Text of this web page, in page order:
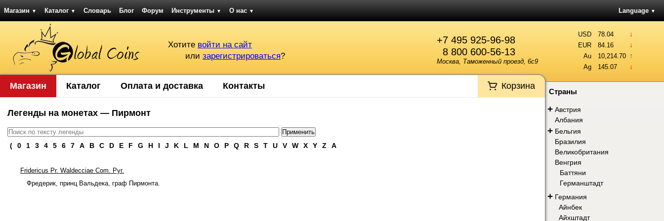
Магазин ▼ Каталог ▼ Словарь Блог Форум Инструменты ▼ О нас ▼ Language ▼
+7 495 925-96-98
8 800 600-56-13
Москва, Таможенный проезд, 6с9
Хотите войти на сайт
или зарегистрироваться?
USD 78.04 ↓
EUR 84.16 ↓
Au 10,214.70 ↑
Ag 145.07 ↓
Магазин Каталог Оплата и доставка Контакты Корзина
Легенды на монетах — Пирмонт
( 0 1 3 4 5 6 7 A B C D E F G H I J K L M N O P Q R S T U V W X Y Z А
Fridericus Pr. Waldecciae Com. Pyr.
Фредерик, принц Вальдека, граф Пирмонта.
Страны
+ Австрия
Албания
+ Бельгия
Бразилия
Великобритания
Венгрия
Баттяни
Германштадт
+ Германия
Айнбек
Айхштадт